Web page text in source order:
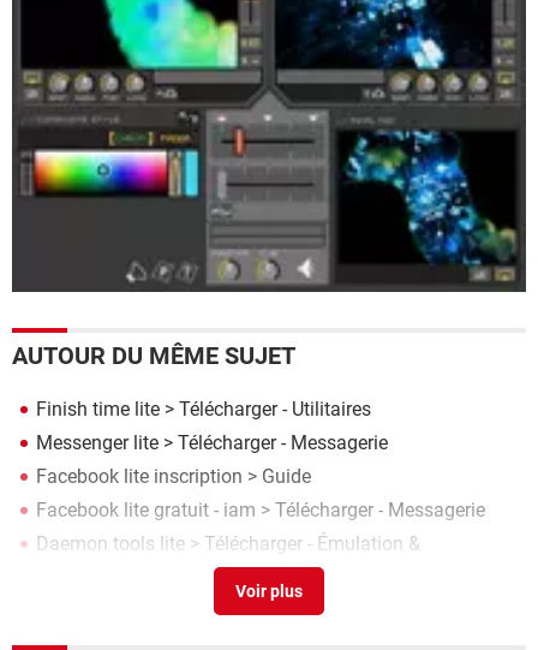
AUTOUR DU MÊME SUJET
Finish time lite > Télécharger - Utilitaires
Messenger lite > Télécharger - Messagerie
Facebook lite inscription > Guide
Facebook lite gratuit - iam > Télécharger - Messagerie
Daemon tools lite > Télécharger - Émulation &